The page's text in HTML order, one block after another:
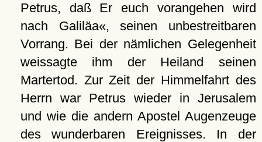
Petrus, daß Er euch vorangehen wird
nach Galiläa«, seinen unbestreitbaren
Vorrang. Bei der nämlichen Gelegenheit
weissagte ihm der Heiland seinen
Martertod. Zur Zeit der Himmelfahrt des
Herrn war Petrus wieder in Jerusalem
und wie die andern Apostel Augenzeuge
des wunderbaren Ereignisses. In der